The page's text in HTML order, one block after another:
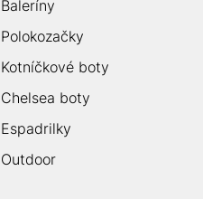
Baleríny
Polokozačky
Kotníčkové boty
Chelsea boty
Espadrilky
Outdoor